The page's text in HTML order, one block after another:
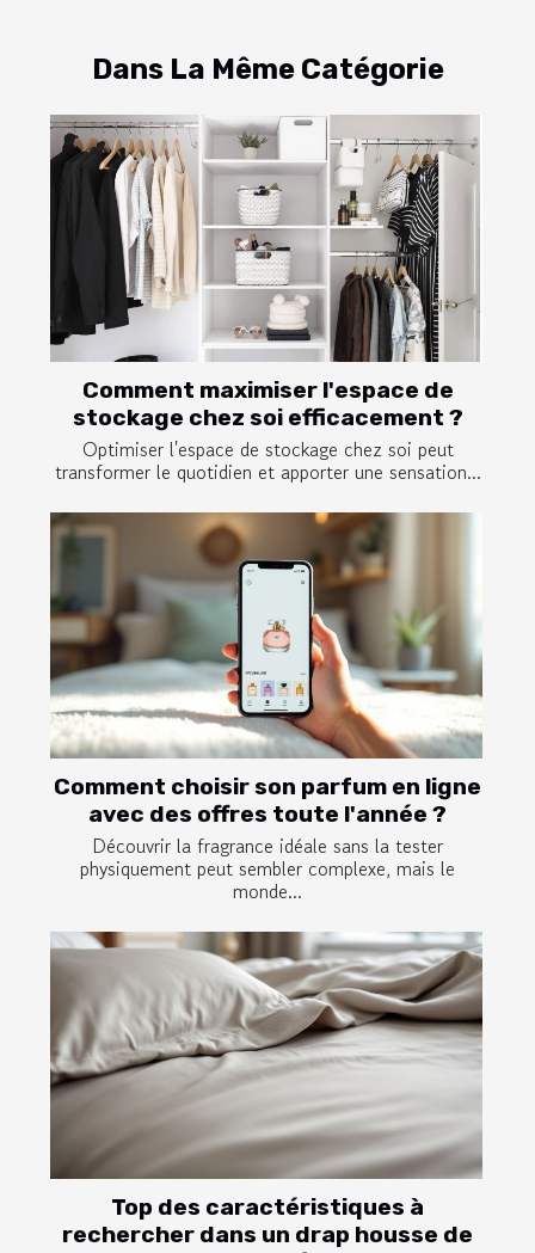
Dans La Même Catégorie
Comment maximiser l'espace de
stockage chez soi efficacement ?
Optimiser l'espace de stockage chez soi peut
transformer le quotidien et apporter une sensation...
Comment choisir son parfum en ligne
avec des offres toute l'année ?
Découvrir la fragrance idéale sans la tester
physiquement peut sembler complexe, mais le
monde...
Top des caractéristiques à
rechercher dans un drap housse de